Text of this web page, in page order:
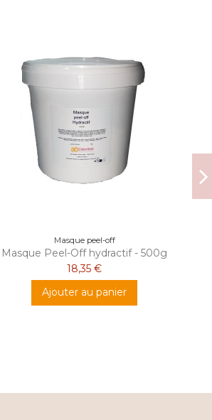
Masque peel-off
Masque Peel-Off hydractif - 500g
18,35 €
Ajouter au panier